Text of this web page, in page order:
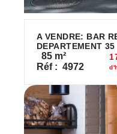
A VENDRE: BAR
DEPARTEMENT 35
85 m²
Réf : 4972